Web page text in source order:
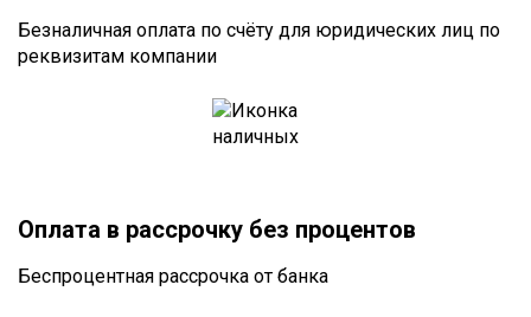
Безналичная оплата по счёту для юридических лиц по
реквизитам компании
Оплата в рассрочку без процентов
Беспроцентная рассрочка от банка